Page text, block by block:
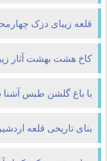
قلعه زیبای دزک
کاخ هشت بهشت آثار
با باغ گلشن طبس آشنا
بنای تاريخی قلعه